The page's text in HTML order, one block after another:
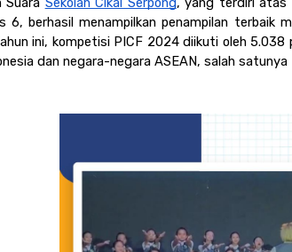
6, berhasil menampilkan penampilan terbaik
ini, kompetisi PICF 2024 diikuti oleh
dan negara-negara ASEAN, salah satunya